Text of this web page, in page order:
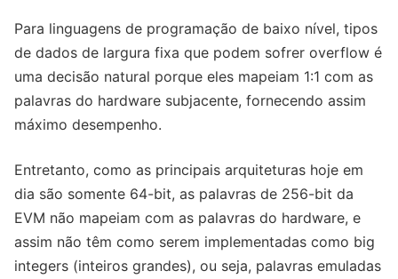
Para linguagens de programação de baixo nível, tipos
de dados de largura fixa que podem sofrer overflow é
uma decisão natural porque eles mapeiam 1:1 com as
palavras do hardware subjacente, fornecendo assim
máximo desempenho.
Entretanto, como as principais arquiteturas hoje em
dia são somente 64-bit, as palavras de 256-bit da
EVM não mapeiam com as palavras do hardware, e
assim não têm como serem implementadas como big
integers (inteiros grandes), ou seja, palavras emuladas